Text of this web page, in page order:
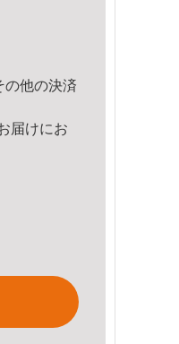
の他の決済
届けにお